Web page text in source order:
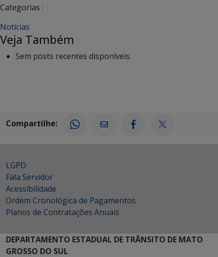
Categorias :
Notícias
Veja Também
Sem posts recentes disponíveis.
Compartilhe:
LGPD
Fala Servidor
Acessibilidade
Ordem Cronológica de Pagamentos
Planos de Contratações Anuais
DEPARTAMENTO ESTADUAL DE TRÂNSITO DE MATO
GROSSO DO SUL